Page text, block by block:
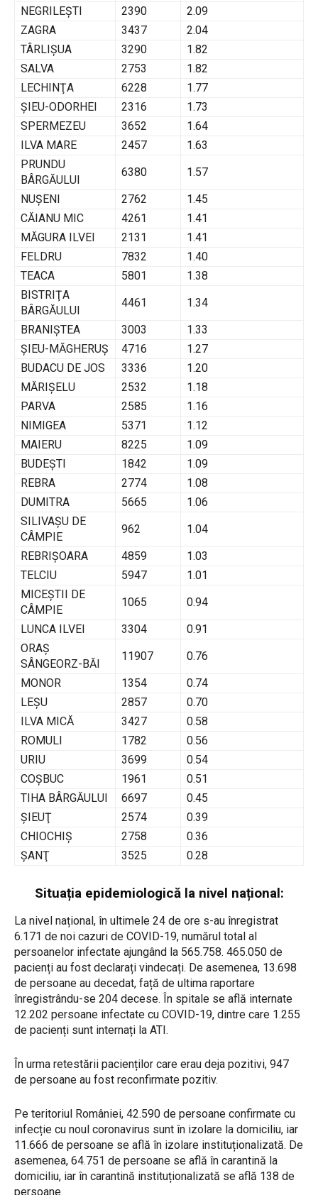
NEGRILEŞTI
2390
2.09
ZAGRA
3437
2.04
TÂRLIŞUA
3290
1.82
SALVA
2753
1.82
LECHINŢA
6228
1.77
ŞIEU-ODORHEI
2316
1.73
SPERMEZEU
3652
1.64
ILVA MARE
2457
1.63
PRUNDU
BÂRGĂULUI
6380
1.57
NUŞENI
2762
1.45
CĂIANU MIC
4261
1.41
MĂGURA ILVEI
2131
1.41
FELDRU
7832
1.40
TEACA
5801
1.38
BISTRIŢA
BÂRGĂULUI
4461
1.34
BRANIŞTEA
3003
1.33
ŞIEU-MĂGHERUŞ
4716
1.27
BUDACU DE JOS
3336
1.20
MĂRIŞELU
2532
1.18
PARVA
2585
1.16
NIMIGEA
5371
1.12
MAIERU
8225
1.09
BUDEŞTI
1842
1.09
REBRA
2774
1.08
DUMITRA
5665
1.06
SILIVAŞU DE
CÂMPIE
962
1.04
REBRIŞOARA
4859
1.03
TELCIU
5947
1.01
MICEŞTII DE
CÂMPIE
1065
0.94
LUNCA ILVEI
3304
0.91
ORAŞ
SÂNGEORZ-BĂI
11907
0.76
MONOR
1354
0.74
LEŞU
2857
0.70
ILVA MICĂ
3427
0.58
ROMULI
1782
0.56
URIU
3699
0.54
COŞBUC
1961
0.51
TIHA BÂRGĂULUI
6697
0.45
ŞIEUŢ
2574
0.39
CHIOCHIŞ
2758
0.36
ŞANŢ
3525 0.28
Situația epidemiologică la nivel național:
La nivel național, în ultimele 24 de ore s-au înregistrat
6.171 de noi cazuri de COVID-19, numărul total al
persoanelor infectate ajungând la 565.758. 465.050 de
pacienți au fost declarați vindecați. De asemenea, 13.698
de persoane au decedat, față de ultima raportare
înregistrându-se 204 decese. În spitale se află internate
12.202 persoane infectate cu COVID-19, dintre care 1.255
de pacienți sunt internați la ATI.
În urma retestării pacienților care erau deja pozitivi, 947
de persoane au fost reconfirmate pozitiv.
Pe teritoriul României, 42.590 de persoane confirmate cu
infecție cu noul coronavirus sunt în izolare la domiciliu, iar
11.666 de persoane se află în izolare instituționalizată. De
asemenea, 64.751 de persoane se află în carantină la
domiciliu, iar în carantină instituționalizată se află 138 de
persoane.